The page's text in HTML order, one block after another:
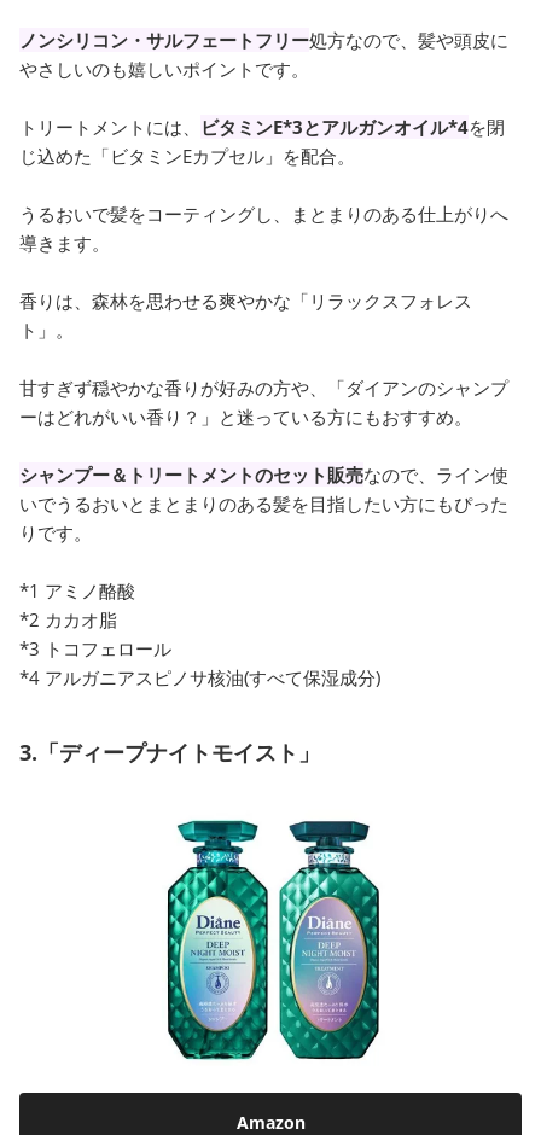
ノンシリコン・サルフェートフリー処方なので、髪や頭皮に
やさしいのも嬉しいポイントです。
トリートメントには、 ビタミンE*3とアルガンオイル*4を閉
じ込めた「ビタミンEカプセル」を配合。
うるおいで髪をコーティングし、まとまりのある仕上がりへ
導きます。
香りは、森林を思わせる爽やかな「リラックスフォレス
ト」。
甘すぎず穏やかな香りが好みの方や、「ダイアンのシャンプ
ーはどれがいい香り？」と迷っている方にもおすすめ。
シャンプー＆トリートメントのセット販売なので、ライン使
いでうるおいとまとまりのある髪を目指したい方にもぴった
りです。
*1 アミノ酪酸
*2 カカオ脂
*3 トコフェロール
*4 アルガニアスピノサ核油(すべて保湿成分)
3.「ディープナイトモイスト」
Amazon